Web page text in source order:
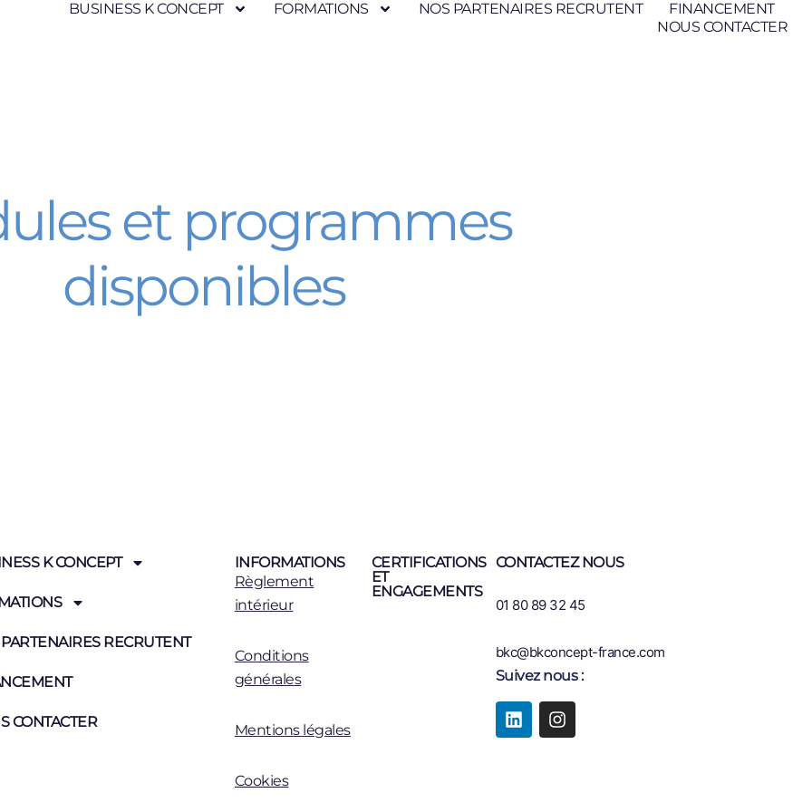
BUSINESS K CONCEPT FORMATIONS NOS PARTENAIRES RECRUTENT
FINANCEMENT
NOUS CONTACTER
et programmes
disponibles
K CONCEPT
RECRUTENT
CONTACTER
INFORMATIONS
Règlement
intérieur
Conditions
générales
Mentions légales
Cookies
CERTIFICATIONS
ET
ENGAGEMENTS
CONTACTEZ NOUS
01 80 89 32 45
bkc@bkconcept-france.com
Suivez nous :